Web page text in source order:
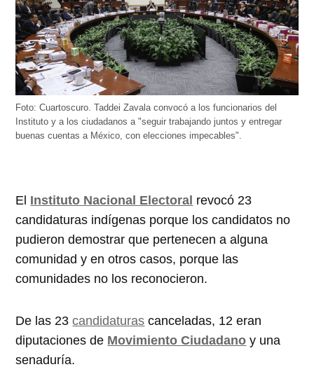
Foto: Cuartoscuro. Taddei Zavala convocó a los funcionarios del
Instituto y a los ciudadanos a "seguir trabajando juntos y entregar
buenas cuentas a México, con elecciones impecables".
El Instituto Nacional Electoral revocó 23
candidaturas indígenas porque los candidatos no
pudieron demostrar que pertenecen a alguna
comunidad y en otros casos, porque las
comunidades no los reconocieron.
De las 23candidaturas canceladas, 12 eran
diputaciones de Movimiento Ciudadano y una
senaduría.